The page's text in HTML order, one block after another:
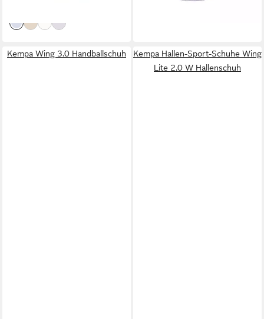
Kempa Wing 3.0 Handballschuh
Kempa Hallen-Sport-Schuhe Wing
Lite 2.0 W Hallenschuh